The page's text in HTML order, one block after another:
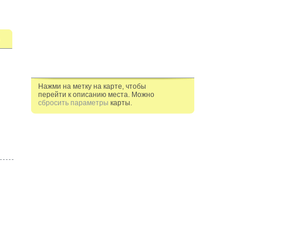
Нажми на метку на карте, чтобы
перейти к описанию места. Можно
сбросить параметры карты.